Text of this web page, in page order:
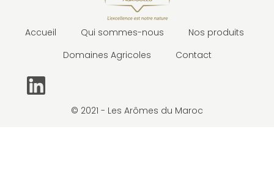
Accueil Qui sommes-nous
Nos produits
Domaines Agricoles
Contact
© 2021 - Les Arômes du Maroc